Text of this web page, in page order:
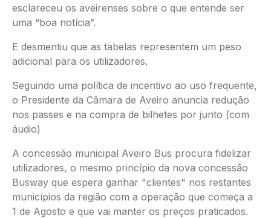
esclareceu os aveirenses sobre o que entende ser
uma “boa notícia”.
E desmentiu que as tabelas representem um peso
adicional para os utilizadores.
Seguindo uma política de incentivo ao uso frequente,
o Presidente da Câmara de Aveiro anuncia redução
nos passes e na compra de bilhetes por junto (com
áudio)
A concessão municipal Aveiro Bus procura fidelizar
utilizadores, o mesmo princípio da nova concessão
Busway que espera ganhar "clientes" nos restantes
municípios da região com a operação que começa a
1 de Agosto e que vai manter os preços praticados.